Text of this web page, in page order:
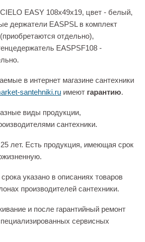
EASY 108х49х19, цвет - белый,
держатели EASPSL в комплект
отдельно),
EASPSF108 -
в интернет магазине сантехники
santehniki.ru имеют гарантию.
виды продукции,
сантехники.
лет. Есть продукция, имеющая срок
указано в описаниях товаров
производителей сантехники.
и после гарантийный ремонт
сервисных